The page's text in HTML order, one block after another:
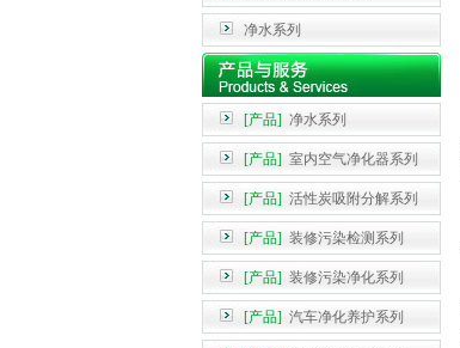
净水系列
[产品] 净水系列
[产品] 室内空气净化器系列
[产品] 活性炭吸附分解系列
[产品] 装修污染检测系列
[产品] 装修污染净化系列
[产品] 汽车净化养护系列